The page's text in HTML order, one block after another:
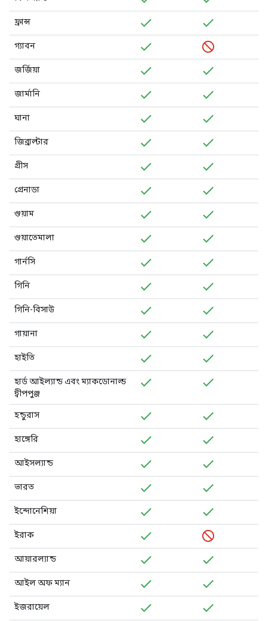
ফ্রান্স
গ্যাবন
জর্জিয়া
জার্মানি
ঘানা
জিব্রাল্টার
গ্রীস
গ্রেনাডা
গুয়াম
গুয়াতেমালা
গার্নসি
গিনি
গিনি-বিসাউ
গায়ানা
হাইতি
হার্ড আইল্যান্ড এবং ম্যাকডোনাল্ড
দ্বীপপুঞ্জ
হন্ডুরাস
হাঙ্গেরি
আইসল্যান্ড
ভারত
ইন্দোনেশিয়া
ইরাক
আয়ারল্যান্ড
আইল অফ ম্যান
ইজরায়েল